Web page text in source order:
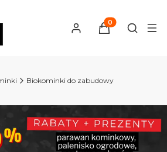
Produkty w
Otwórz
Biokominki do zabudowy